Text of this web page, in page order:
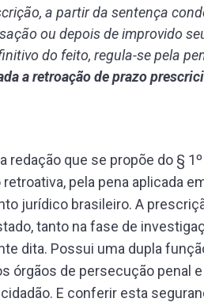
a partir da sentença
ou depois de improvido
do feito, regula-se pela
a retroação de prazo
redação que se propõe do §
pela pena aplicada
jurídico brasileiro. A
tanto na fase de
dita. Possui uma dupla
órgãos de persecução penal
E conferir esta